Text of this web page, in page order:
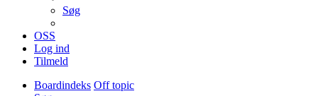
Søg
OSS
Log ind
Tilmeld
Boardindeks Off topic